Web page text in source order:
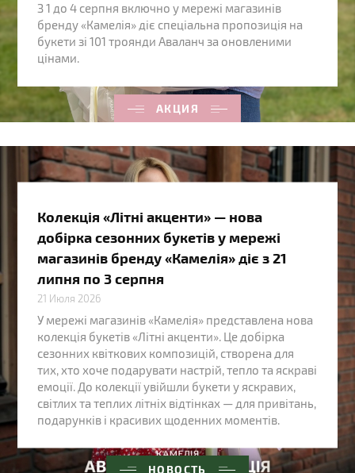
АКЦИЯ
З 1 до 4 серпня включно у мережі магазинів
бренду «Камелія» діє спеціальна пропозиція на
букети зі 101 троянди Аваланч за оновленими
цінами.
НОВОСТЬ
Колекція «Літні акценти» — нова
добірка сезонних букетів у мережі
магазинів бренду «Камелія» діє з 21
липня по 3 серпня
21 Июля 2026
У мережі магазинів «Камелія» представлена нова
колекція букетів «Літні акценти». Це добірка
сезонних квіткових композицій, створена для
тих, хто хоче подарувати настрій, тепло та яскраві
емоції. До колекції увійшли букети у яскравих,
світлих та теплих літніх відтінках — для привітань,
подарунків і красивих щоденних моментів.